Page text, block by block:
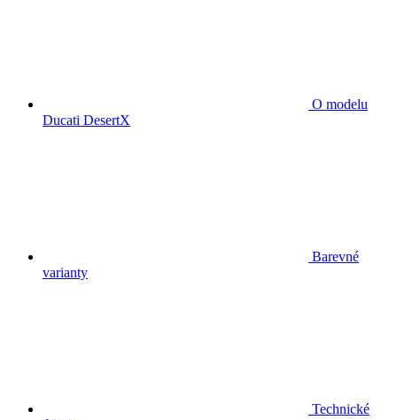
O modelu
Ducati DesertX
Barevné
varianty
Technické